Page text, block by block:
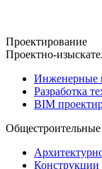
Проектирование
Проектно-
Инженерные
Разработка
BIM
Общестроительные
Конструкции